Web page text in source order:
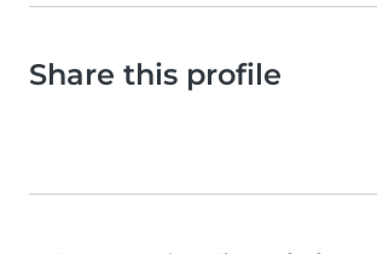
Share this profile